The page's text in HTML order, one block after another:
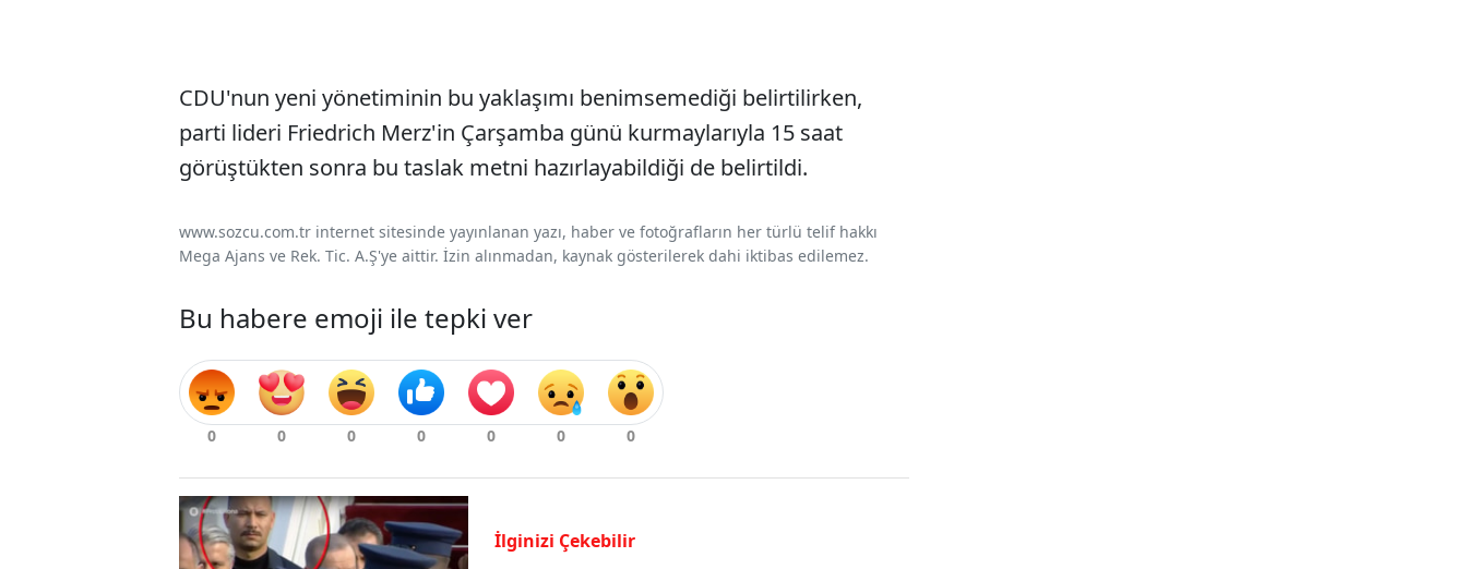
CDU'nun yeni yönetiminin bu yaklaşımı benimsemediği belirtilirken,
parti lideri Friedrich Merz'in Çarşamba günü kurmaylarıyla 15 saat
görüştükten sonra bu taslak metni hazırlayabildiği de belirtildi.
www.sozcu.com.tr internet sitesinde yayınlanan yazı, haber ve fotoğrafların her türlü telif hakkı
Mega Ajans ve Rek. Tic. A.Ş'ye aittir. İzin alınmadan, kaynak gösterilerek dahi iktibas edilemez.
Bu habere emoji ile tepki ver
İlginizi Çekebilir